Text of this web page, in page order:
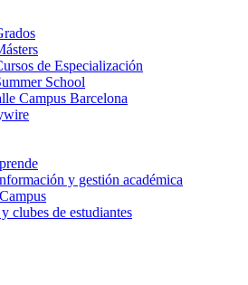
de Especialización
School
Campus Barcelona
y gestión académica
clubes de estudiantes